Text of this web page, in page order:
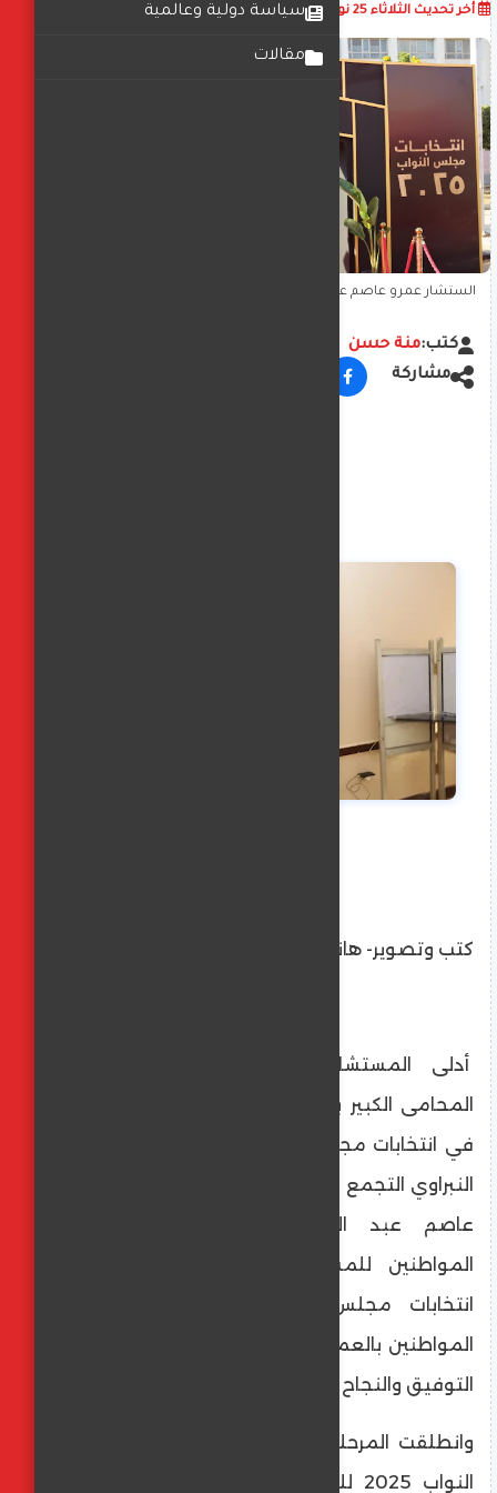
سياسة دولية وعالمية
مقالات
أخر تحديث الثلاثاء 25 نوفمبر 2025 03:31:04 م
الستشار عمرو عاصم عبد الجبار يدلى بصوته في الانتخابات البرلمانية
كتب:منة حسن
مشاركة
كتب وتصوير- هاني رجب
أدلى المستشار عمرو عاصم عبد الجبار
المحامى الكبير بالنقض اليوم الثلاثاء ، بصوته
في انتخابات مجلس النواب بلجنة مدرسة سيزا
النبراوي التجمع الخامس وأشاد المستشار عمرو
عاصم عبد الجبار بالحشود الكثيرة من
المواطنين للمشاركة وادلاء بأصواتهم في
انتخابات مجلس النواب وهذا مدى وعى
المواطنين بالعملية الانتخابية في مصر وتمنى
التوفيق والنجاح للاصلح
وانطلقت المرحلة الثانية من انتخابات مجلس
النواب 2025 للمصريين داخل مصر، ا الإثنين،